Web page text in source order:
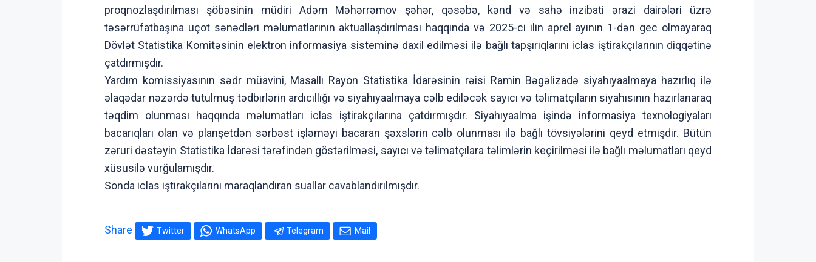
proqnozlaşdırılması şöbəsinin müdiri Adəm Məhərrəmov şəhər, qəsəbə, kənd və sahə inzibati ərazi dairələri üzrə
təsərrüfatbaşına uçot sənədləri məlumatlarının aktuallaşdırılması haqqında və 2025-ci ilin aprel ayının 1-dən gec olmayaraq
Dövlət Statistika Komitəsinin elektron informasiya sisteminə daxil edilməsi ilə bağlı tapşırıqlarını iclas iştirakçılarının diqqətinə
çatdırmışdır.
Yardım komissiyasının sədr müavini, Masallı Rayon Statistika İdarəsinin rəisi Ramin Bəgəlizadə siyahıyaalmaya hazırlıq ilə
əlaqədar nəzərdə tutulmuş tədbirlərin ardıcıllığı və siyahıyaalmaya cəlb ediləcək sayıcı və təlimatçıların siyahısının hazırlanaraq
təqdim olunması haqqında məlumatları iclas iştirakçılarına çatdırmışdır. Siyahıyaalma işində informasiya texnologiyaları
bacarıqları olan və planşetdən sərbəst işləməyi bacaran şəxslərin cəlb olunması ilə bağlı tövsiyələrini qeyd etmişdir. Bütün
zəruri dəstəyin Statistika İdarəsi tərəfindən göstərilməsi, sayıcı və təlimatçılara təlimlərin keçirilməsi ilə bağlı məlumatları qeyd
xüsusilə vurğulamışdır.
Sonda iclas iştirakçılarını maraqlandıran suallar cavablandırılmışdır.
Share Twitter WhatsApp Telegram Mail